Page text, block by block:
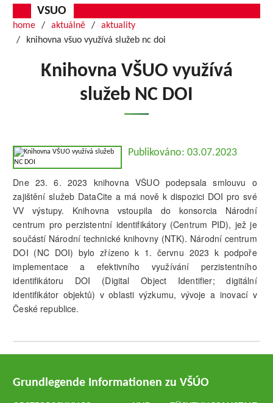
VSUO
home aktuálně
aktuality
knihovna všuo využívá služeb nc doi
Knihovna VŠUO využívá
služeb NC DOI
Publikováno: 03.07.2023
Dne 23. 6. 2023 knihovna VŠUO podepsala smlouvu o
zajištění služeb DataCite a má nově k dispozici DOI pro své
VV výstupy. Knihovna vstoupila do konsorcia Národní
centrum pro perzistentní identifikátory (Centrum PID), jež je
součástí Národní technické knihovny (NTK). Národní centrum
DOI (NC DOI) bylo zřízeno k 1. červnu 2023 k podpoře
implementace a efektivního využívání perzistentního
identifikátoru DOI (Digital Object Identifier; digitální
identifikátor objektů) v oblasti výzkumu, vývoje a inovací v
České republice.
Grundlegende Informationen zu VŠÚO